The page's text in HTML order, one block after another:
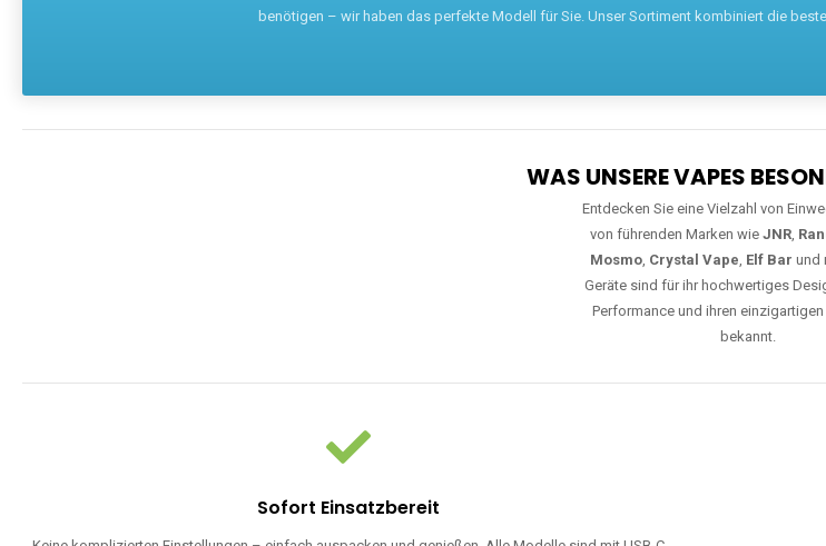
benötigen – wir haben das perfekte Modell für Sie. Unser Sortiment kombiniert die
WAS UNSERE VAPES
Entdecken Sie eine Vielzahl von
von führenden Marken wie JNR,
Mosmo, Crystal Vape, Elf Bar und
Geräte sind für ihr hochwertiges
Performance und ihren
bekannt.
Sofort Einsatzbereit